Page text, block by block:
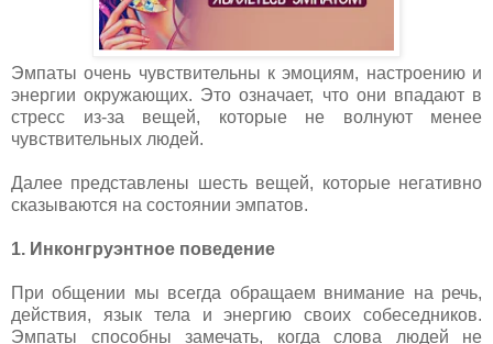
Эмпаты очень чувствительны к эмоциям, настроению и
энергии окружающих. Это означает, что они впадают в
стресс из-за вещей, которые не волнуют менее
чувствительных людей.
Далее представлены шесть вещей, которые негативно
сказываются на состоянии эмпатов.
1. Инконгруэнтное поведение
При общении мы всегда обращаем внимание на речь,
действия, язык тела и энергию своих собеседников.
Эмпаты способны замечать, когда слова людей не